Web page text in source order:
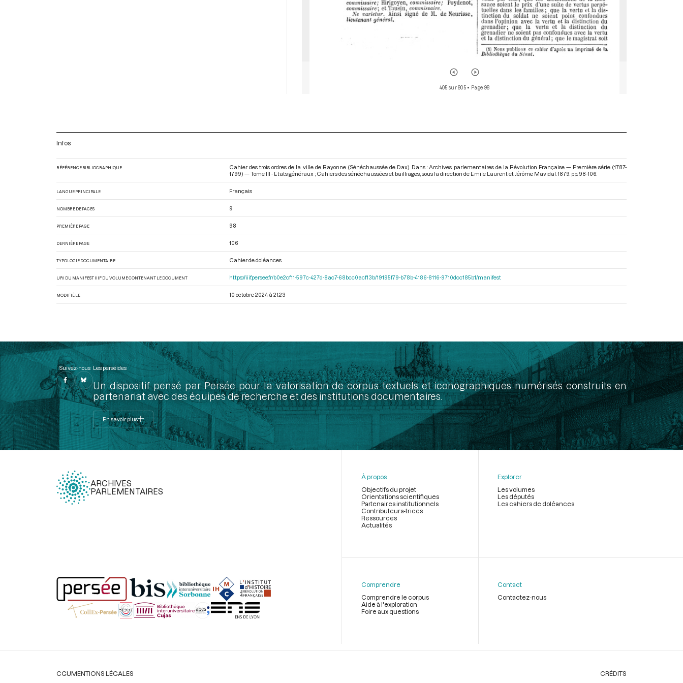
405 sur 805 • Page 98
Infos
RÉFÉRENCE BIBLIOGRAPHIQUE
Cahier des trois ordres de la ville de Bayonne (Sénéchaussée de Dax). Dans : Archives parlementaires de la Révolution Française — Première série (1787-
1799) — Tome III - Etats généraux ; Cahiers des sénéchaussées et bailliages, sous la direction de Emile Laurent et Jérôme Mavidal. 1879. pp. 98-106.
LANGUE PRINCIPALE Français
NOMBRE DE PAGES 9
PREMIÈRE PAGE 98
DERNIÈRE PAGE 106
TYPOLOGIE DOCUMENTAIRE Cahier de doléances
URI DU MANIFEST IIIF DU VOLUME CONTENANT LE DOCUMENT https://iiif.persee.fr/b0e2cf11-597c-427d-8ac7-68bcc0acf13b/19195f79-b78b-4186-8116-9710dcc185b1/manifest
MODIFIÉ LE 10 octobre 2024 à 21:23
Suivez-nous Les perséides
Un dispositif pensé par Persée pour la valorisation de corpus textuels et iconographiques numérisés construits en
partenariat avec des équipes de recherche et des institutions documentaires.
En savoir plus
ARCHIVES
PARLEMENTAIRES
page
À propos
Objectifs du projet
Orientations scientifiques
Partenaires institutionnels
Contributeurs-trices
Ressources
Actualités
Explorer
Les volumes
Les députés
Les cahiers de doléances
Comprendre
Comprendre le corpus
Aide à l'exploration
Foire aux questions
Contact
Contactez-nous
Légal
CGUMENTIONS LÉGALES CRÉDITS